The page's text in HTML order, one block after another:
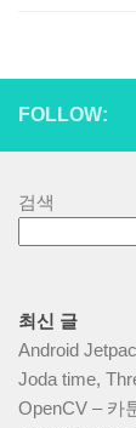
FOLLOW:
검색
최신 글
Android
Joda time,
OpenCV – 카